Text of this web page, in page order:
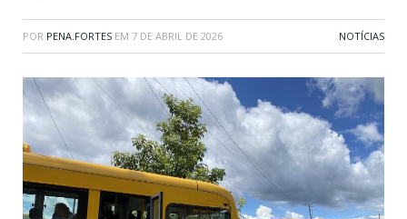
POR PENA.FORTES EM 7 DE ABRIL DE 2026 NOTÍCIAS